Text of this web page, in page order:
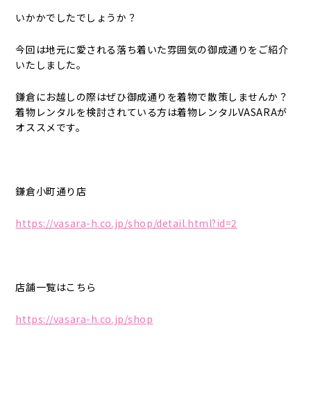
いかかでしたでしょうか？
今回は地元に愛される落ち着いた雰囲気の御成通りをご紹介
いたしました。
鎌倉にお越しの際はぜひ御成通りを着物で散策しませんか？
着物レンタルを検討されている方は着物レンタルVASARAが
オススメです。
鎌倉小町通り店
https://vasara-h.co.jp/shop/detail.html?id=2
店舗一覧はこちら
https://vasara-h.co.jp/shop